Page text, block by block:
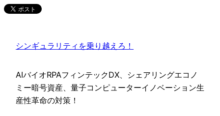
内
ス
ッ
プ
シンギュラリティを乗り越えろ！
AIバイオRPAフィンテックDX、シェアリングエコノ
ミー暗号資産、量子コンピューターイノベーション生
産性革命の対策！